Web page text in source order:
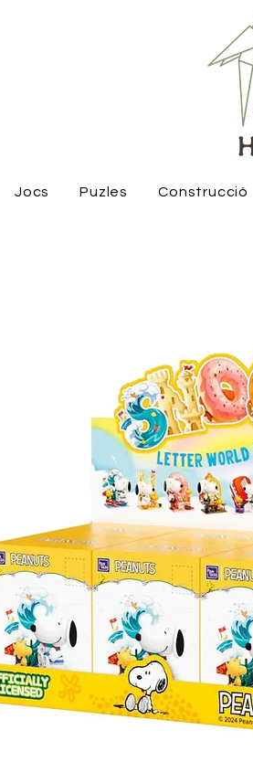
Jocs Puzles Construcció